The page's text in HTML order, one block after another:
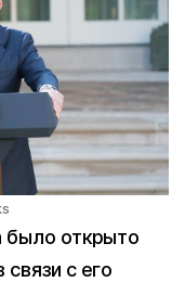
было открыто
с его